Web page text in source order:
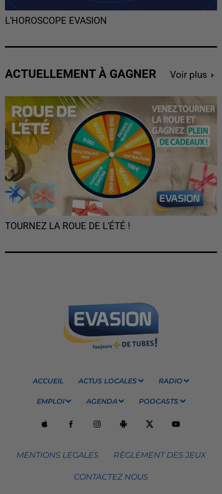
L'HOROSCOPE EVASION
ACTUELLEMENT À GAGNER Voir plus
TOURNEZ LA ROUE DE L'ÉTÉ !
ACCUEIL ACTUS LOCALES RADIO
EMPLOI AGENDA PODCASTS
MENTIONS LEGALES RÈGLEMENT DES JEUX
CONTACTEZ NOUS